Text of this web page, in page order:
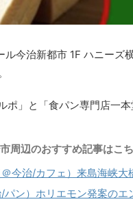
ル今治新都市 1F ハニーズ
ポ」と「食パン専門店一
周辺のおすすめ記事はこ
今治/カフェ）来島海峡大
ン）ホリエモン発案のエ